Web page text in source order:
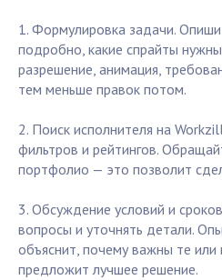
1. Формулировка задачи.
подробно, какие спрайты
разрешение, анимация,
тем меньше правок потом.
2. Поиск исполнителя на
фильтров и рейтингов.
портфолио — это позволит
3. Обсуждение условий и
вопросы и уточнять детали.
объяснит, почему важны те
предложит лучшее решение.